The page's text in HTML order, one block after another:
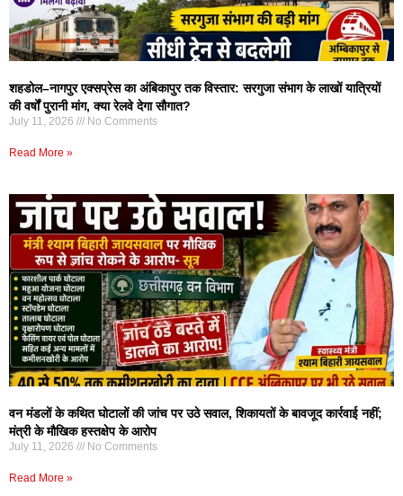
शहडोल–नागपुर एक्सप्रेस का अंबिकापुर तक विस्तार: सरगुजा संभाग के लाखों यात्रियों
की वर्षों पुरानी मांग, क्या रेलवे देगा सौगात?
July 11, 2026 No Comments
Read More »
वन मंडलों के कथित घोटालों की जांच पर उठे सवाल, शिकायतों के बावजूद कार्रवाई नहीं;
मंत्री के मौखिक हस्तक्षेप के आरोप
July 11, 2026 No Comments
Read More »